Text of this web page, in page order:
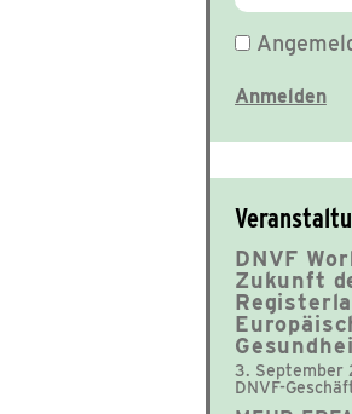
DNVF
Zukunft
3. September
DNVF-